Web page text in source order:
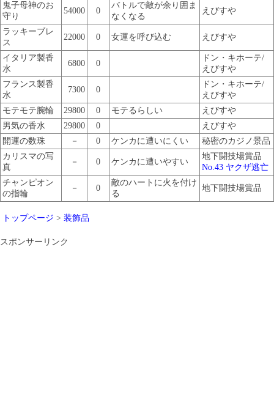
鬼子母神のお
守り
54000 0
バトルで敵が余り囲ま
なくなる
えびすや
ラッキーブレ
ス
22000 0 女運を呼び込む えびすや
イタリア製香
水
6800 0
ドン・キホーテ/
えびすや
フランス製香
水
7300 0
ドン・キホーテ/
えびすや
モテモテ腕輪
29800 0 モテるらしい
えびすや
男気の香水
29800 0
えびすや
開運の数珠
－ 0 ケンカに遭いにくい
秘密のカジノ景品
カリスマの写
真
－ 0 ケンカに遭いやすい
地下闘技場賞品
No.43 ヤクザ逃亡
チャンピオン
の指輪
－ 0
敵のハートに火を付け
る
地下闘技場賞品
トップページ > 装飾品
スポンサーリンク